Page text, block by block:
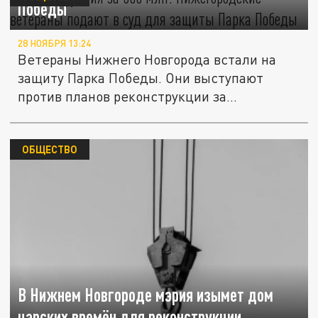
Победы
28 НОЯБРЯ 13:24
Ветераны Нижнего Новгорода встали на
защиту Парка Победы. Они выступают
против планов реконструкции за...
В Нижнем Новгороде мэрия изымет дом
ОБЩЕСТВО